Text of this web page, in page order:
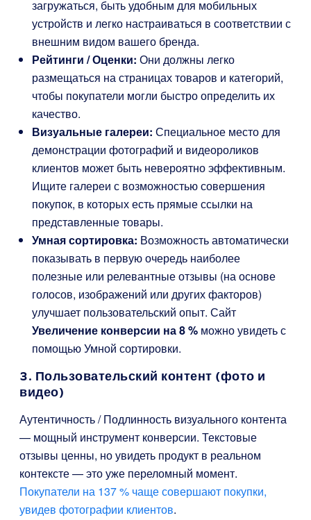
загружаться, быть удобным для мобильных
устройств и легко настраиваться в соответствии с
внешним видом вашего бренда.
Рейтинги / Оценки: Они должны легко
размещаться на страницах товаров и категорий,
чтобы покупатели могли быстро определить их
качество.
Визуальные галереи: Специальное место для
демонстрации фотографий и видеороликов
клиентов может быть невероятно эффективным.
Ищите галереи с возможностью совершения
покупок, в которых есть прямые ссылки на
представленные товары.
Умная сортировка: Возможность автоматически
показывать в первую очередь наиболее
полезные или релевантные отзывы (на основе
голосов, изображений или других факторов)
улучшает пользовательский опыт. Сайт
Увеличение конверсии на 8 % можно увидеть с
помощью Умной сортировки.
3. Пользовательский контент (фото и
видео)
Аутентичность / Подлинность визуального контента
— мощный инструмент конверсии. Текстовые
отзывы ценны, но увидеть продукт в реальном
контексте — это уже переломный момент.
Покупатели на 137 % чаще совершают покупки,
увидев фотографии клиентов.